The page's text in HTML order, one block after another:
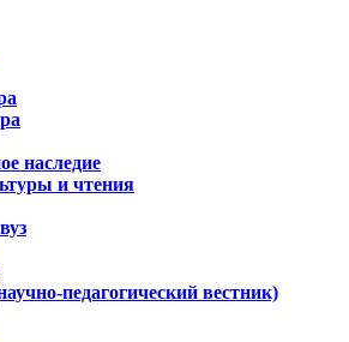
наследие
и чтения
педагогический вестник)